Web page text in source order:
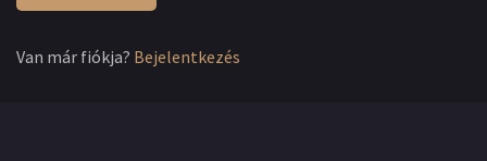
Van már fiókja? Bejelentkezés